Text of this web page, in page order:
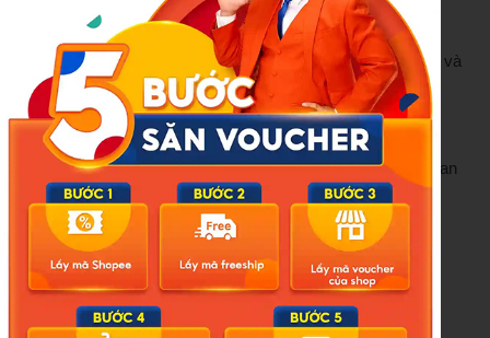
mưa lớn trên diện rộng trong khoảng thời gian từ 21-25/7.
Trong 10 ngày tới (từ nay đến 27/7), cao nguyên Trung Bộ và
Nam Bộ duy trì hình thái thời tiết mưa rào và rải rác dông,
cục bộ mưa to lúc chiều và tối.
Trong mưa dông đề phòng các hiện tượng thời tiết cực đoan
như lốc, sét, mưa đá và gió giật mạnh.
Nguyễn Huệ
Nguồn VTC: https://vtcnews.vn/bao-wipha-sap-vao-bien-
dong-gay-mua-rat-lon-cho-mien-bac-ar954983.html